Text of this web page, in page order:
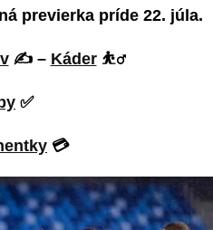
previerka príde 22. júla.
✍️ – Káder⛹️‍♂️
✅
💳